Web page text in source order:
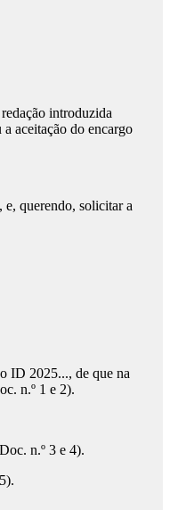
introduzida
aceitação do encargo
querendo, solicitar a
ID 2025..., de que na
n.º 1 e 2).
n.º 3 e 4).